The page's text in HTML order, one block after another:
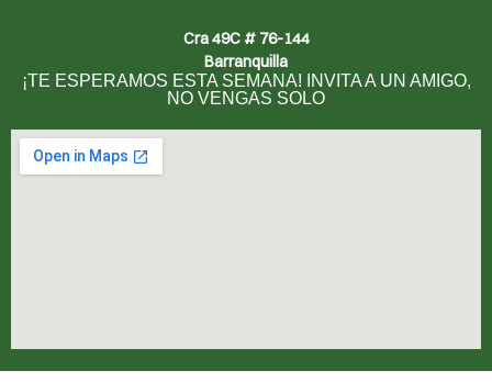
Cra 49C # 76-144
Barranquilla
¡TE ESPERAMOS ESTA SEMANA! INVITA A UN AMIGO,
NO VENGAS SOLO